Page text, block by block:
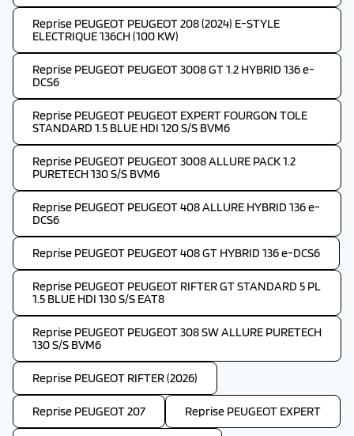
Reprise PEUGEOT PEUGEOT 208 (2024) E-STYLE
ELECTRIQUE 136CH (100 KW)
Reprise PEUGEOT PEUGEOT 3008 GT 1.2 HYBRID 136 e-
DCS6
Reprise PEUGEOT PEUGEOT EXPERT FOURGON TOLE
STANDARD 1.5 BLUE HDI 120 S/S BVM6
Reprise PEUGEOT PEUGEOT 3008 ALLURE PACK 1.2
PURETECH 130 S/S BVM6
Reprise PEUGEOT PEUGEOT 408 ALLURE HYBRID 136 e-
DCS6
Reprise PEUGEOT PEUGEOT 408 GT HYBRID 136 e-DCS6
Reprise PEUGEOT PEUGEOT RIFTER GT STANDARD 5 PL
1.5 BLUE HDI 130 S/S EAT8
Reprise PEUGEOT PEUGEOT 308 SW ALLURE PURETECH
130 S/S BVM6
Reprise PEUGEOT RIFTER (2026)
Reprise PEUGEOT 207 Reprise PEUGEOT EXPERT